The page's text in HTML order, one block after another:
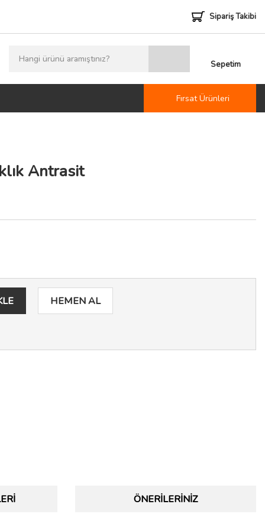
Sipariş Takibi
Sepetim
Fırsat Ürünleri
Antrasit
HEMEN AL
ÖNERILERINIZ